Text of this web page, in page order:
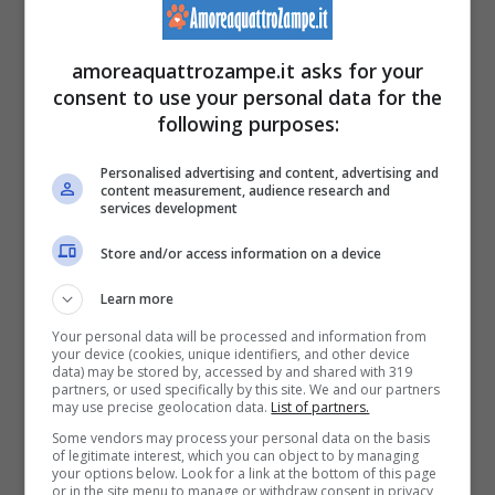
costruirsi la sua tana.
All’esterno della gabbia è opportuno
posizionare un beverino con acqua sempre
fresca e pulita, da cambiare ogni giorno. E’
opportunopulire la gabbia
essa inseriti almenouna volta a settimana
lavandola prima con acqua e sapone, poi
con il disinfettante e poi risciacquarla
accuratamente. Quando la gabbia è asciutta
è possibile posizionare gli oggetti in essa.
E’ importantesvolgere alcune azionitutti i
amoreaquattrozampe.it asks for your
consent to use your personal data for the
following purposes:
Personalised advertising and content, advertising and
content measurement, audience research and
services development
Store and/or access information on a device
Learn more
Your personal data will be processed and information from
your device (cookies, unique identifiers, and other device
data) may be stored by, accessed by and shared with 319
partners, or used specifically by this site. We and our partners
may use precise geolocation data. List of partners.
Some vendors may process your personal data on the basis
of legitimate interest, which you can object to by managing
your options below. Look for a link at the bottom of this page
or in the site menu to manage or withdraw consent in privacy